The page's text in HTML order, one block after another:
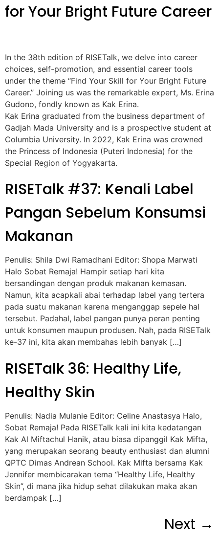
for Your Bright Future Career
In the 38th edition of RISETalk, we delve into career
choices, self-promotion, and essential career tools
under the theme “Find Your Skill for Your Bright Future
Career.” Joining us was the remarkable expert, Ms. Erina
Gudono, fondly known as Kak Erina.
Kak Erina graduated from the business department of
Gadjah Mada University and is a prospective student at
Columbia University. In 2022, Kak Erina was crowned
the Princess of Indonesia (Puteri Indonesia) for the
Special Region of Yogyakarta.
RISETalk #37: Kenali Label
Pangan Sebelum Konsumsi
Makanan
Penulis: Shila Dwi Ramadhani Editor: Shopa Marwati
Halo Sobat Remaja! Hampir setiap hari kita
bersandingan dengan produk makanan kemasan.
Namun, kita acapkali abai terhadap label yang tertera
pada suatu makanan karena menganggap sepele hal
tersebut. Padahal, label pangan punya peran penting
untuk konsumen maupun produsen. Nah, pada RISETalk
ke-37 ini, kita akan membahas lebih banyak […]
RISETalk 36: Healthy Life,
Healthy Skin
Penulis: Nadia Mulanie Editor: Celine Anastasya Halo,
Sobat Remaja! Pada RISETalk kali ini kita kedatangan
Kak Al Miftachul Hanik, atau biasa dipanggil Kak Mifta,
yang merupakan seorang beauty enthusiast dan alumni
QPTC Dimas Andrean School. Kak Mifta bersama Kak
Jennifer membicarakan tema “Healthy Life, Healthy
Skin”, di mana jika hidup sehat dilakukan maka akan
berdampak […]
Next →